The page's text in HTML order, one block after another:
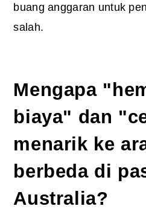
buang anggaran untuk
salah.
Mengapa
biaya" dan
menarik ke
berbeda di
Australia?